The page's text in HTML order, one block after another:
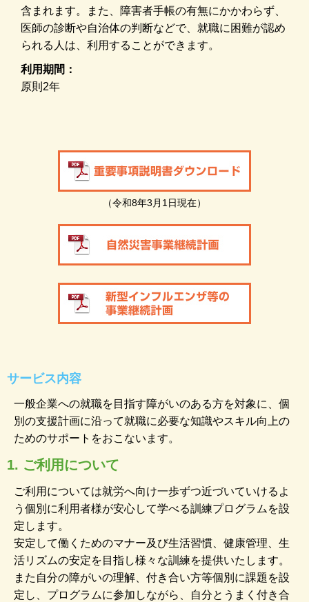
含まれます。また、障害者手帳の有無にかかわらず、
医師の診断や自治体の判断などで、就職に困難が認め
られる人は、利用することができます。
利用期間：
原則2年
（令和8年3月1日現在）
サービス内容
一般企業への就職を目指す障がいのある方を対象に、個
別の支援計画に沿って就職に必要な知識やスキル向上の
ためのサポートをおこないます。
1. ご利用について
ご利用については就労へ向け一歩ずつ近づいていけるよ
う個別に利用者様が安心して学べる訓練プログラムを設
定します。
安定して働くためのマナー及び生活習慣、健康管理、生
活リズムの安定を目指し様々な訓練を提供いたします。
また自分の障がいの理解、付き合い方等個別に課題を設
定し、プログラムに参加しながら、自分とうまく付き合